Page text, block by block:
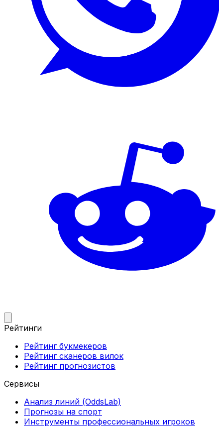
Рейтинги
Рейтинг букмекеров
Рейтинг сканеров вилок
Рейтинг прогнозистов
Сервисы
Анализ линий (OddsLab)
Прогнозы на спорт
Инструменты профессиональных игроков